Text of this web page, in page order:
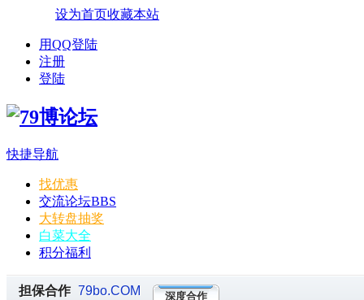
设为首页收藏本站
用QQ登陆
注册
登陆
快捷导航
找优惠
交流论坛BBS
大转盘抽奖
白菜大全
积分福利